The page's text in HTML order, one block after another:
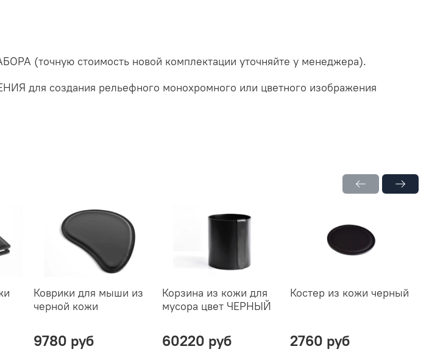
стоимость новой комплектации уточняйте у менеджера).
для создания рельефного монохромного или цветного изображения
Коврики для мыши из
черной кожи
9780 руб
Корзина из кожи для
мусора цвет ЧЕРНЫЙ
60220 руб
Костер из кожи черный
2760 руб